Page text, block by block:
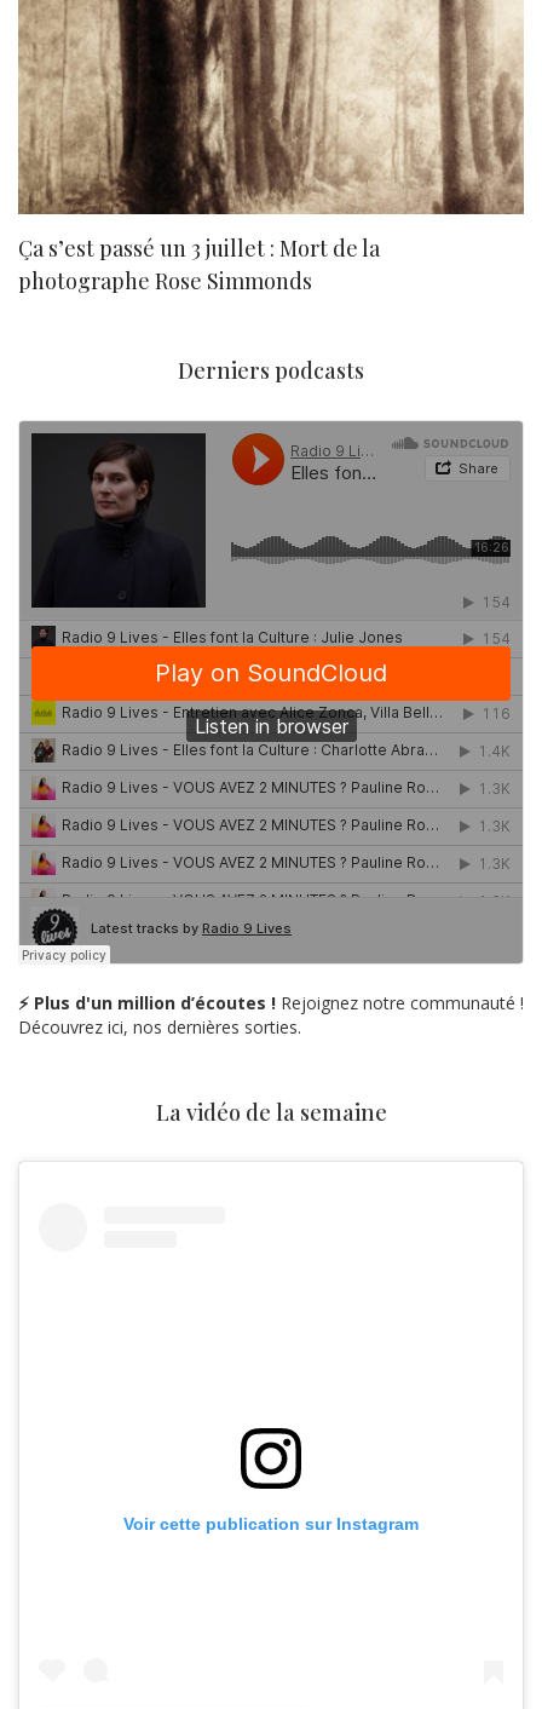
Ça s’est passé un 3 juillet : Mort de la
photographe Rose Simmonds
Derniers podcasts
⚡ Plus d'un million d’écoutes ! Rejoignez notre communauté !
Découvrez ici, nos dernières sorties.
La vidéo de la semaine
Voir cette publication sur Instagram